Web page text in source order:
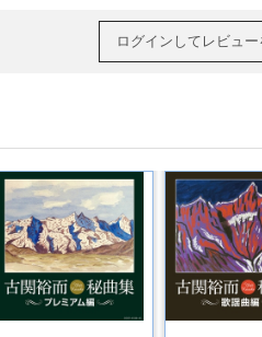
ログインしてレビュー